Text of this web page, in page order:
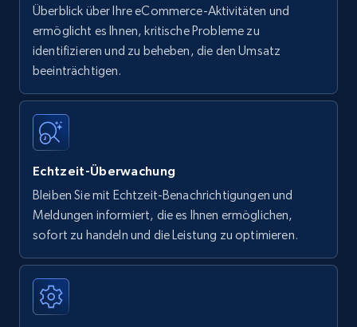
Überblick über Ihre eCommerce-Aktivitäten und
ermöglicht es Ihnen, kritische Probleme zu
identifizieren und zu beheben, die den Umsatz
beeinträchtigen.
Echtzeit-Überwachung
Bleiben Sie mit Echtzeit-Benachrichtigungen und
Meldungen informiert, die es Ihnen ermöglichen,
sofort zu handeln und die Leistung zu optimieren.